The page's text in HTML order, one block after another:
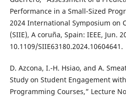
Performance in a Small-Sized
2024 International Symposium on
(SIIE), A coruña, Spain: IEEE, Jun.
10.1109/SIIE63180.2024.10604641.
D. Azcona, I.-H. Hsiao, and A.
Study on Student Engagement
Programming Courses,” Lecture